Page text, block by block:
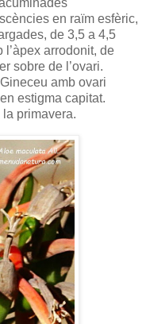
en raïm esfèric,
de 3,5 a 4,5
l’àpex arrodonit, de
sobre de l’ovari.
amb ovari
estigma capitat.
la primavera.